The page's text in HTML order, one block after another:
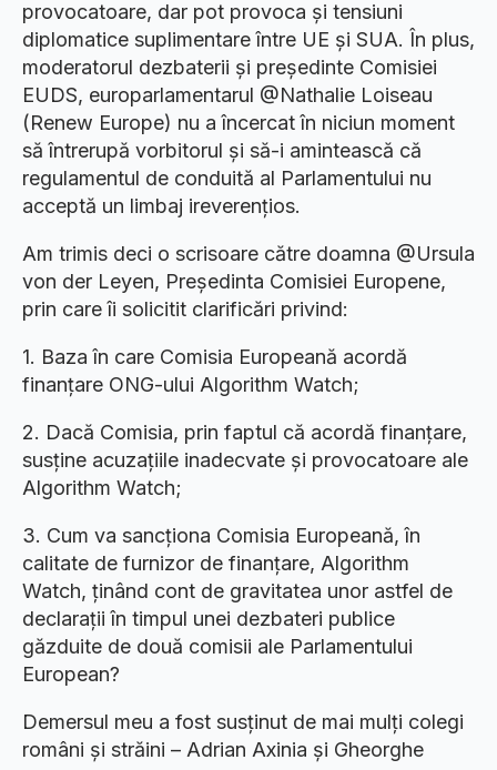
provocatoare, dar pot provoca și tensiuni
diplomatice suplimentare între UE și SUA. În plus,
moderatorul dezbaterii și președinte Comisiei
EUDS, europarlamentarul @Nathalie Loiseau
(Renew Europe) nu a încercat în niciun moment
să întrerupă vorbitorul și să-i amintească că
regulamentul de conduită al Parlamentului nu
acceptă un limbaj ireverențios.
Am trimis deci o scrisoare către doamna @Ursula
von der Leyen, Președinta Comisiei Europene,
prin care îi solicitit clarificări privind:
1.⁠ ⁠Baza în care Comisia Europeană acordă
finanțare ONG-ului Algorithm Watch;
2.⁠ ⁠Dacă Comisia, prin faptul că acordă finanțare,
susține acuzațiile inadecvate și provocatoare ale
Algorithm Watch;
3.⁠ ⁠Cum va sancționa Comisia Europeană, în
calitate de furnizor de finanțare, Algorithm
Watch, ținând cont de gravitatea unor astfel de
declarații în timpul unei dezbateri publice
găzduite de două comisii ale Parlamentului
European?
Demersul meu a fost susținut de mai mulți colegi
români și străini – Adrian Axinia și Gheorghe